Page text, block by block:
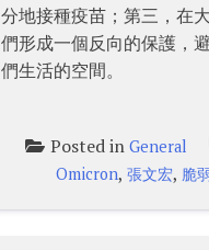
分地接種疫苗；第三，在
們形成一個反向的保護，
們生活的空間。
Posted in General
Omicron, 張文宏, 脆